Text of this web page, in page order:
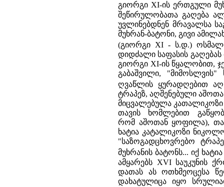
გიორგი XI-ის ერთგული
შეწირულობათა გაღება
უვლინებდნენ მრავალსა
მუხრან-ბატონი, გივი
(გიორგი XI - ს.დ.)
დიდძალი საფასის
გიორგი XI-ის წყალობით,
გაბაშვილი, "მიმოსლვის"
ღვაწლის ყურადღებით
ტრაპეზ, აღშენებული
მიცვალებულა კათალიკოზი
თავის ხომლებით
რომ აშოთან ყოფილა),
ხატია კატალიკოზი
"საზოგადცხოვრებო
მუხრანის ბატონს... იქ
ამყარებს XVI საუკუნის
დათას ას ოთხმეოცესა
დახატულიცა იყო